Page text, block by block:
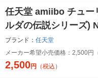
任天堂 amiibo チュー
ルダの伝説シリーズ)
ブランド： 任天堂
メーカー希望小売価格： 2,500円
2,500円 （税込）